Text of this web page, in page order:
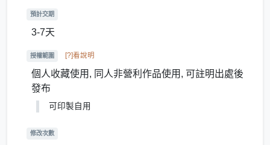
預計交期
3-7天
授權範圍 [?]看說明
個人收藏使用, 同人非營利作品使用, 可註明出處後
發布
可印製自用
修改次數